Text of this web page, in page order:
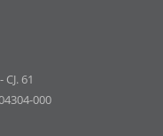
61
000